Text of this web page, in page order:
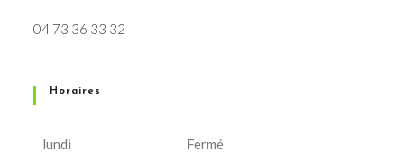
04 73 36 33 32
Horaires
lundi Fermé